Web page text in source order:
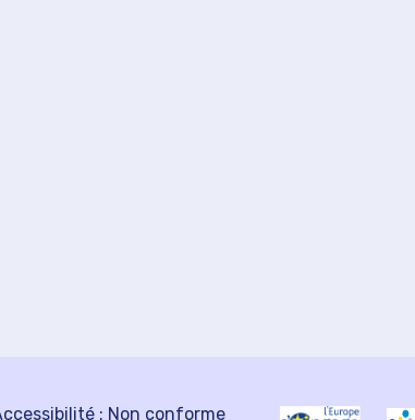
: Non conforme